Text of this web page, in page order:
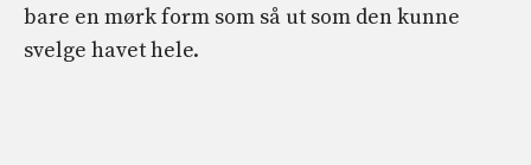
bare en mørk form som så ut som den kunne
svelge havet hele.